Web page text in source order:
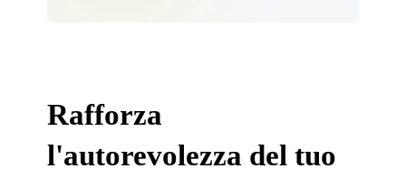
Rafforza
l'autorevolezza del tuo